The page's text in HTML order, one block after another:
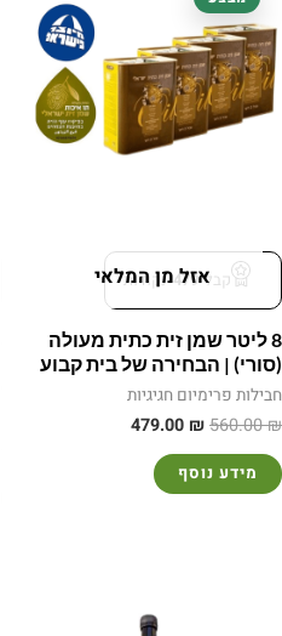
אזל מן המלאיקבל 479 נקודות
8 ליטר שמן זית כתית מעולה
(סורי) | הבחירה של בית קבוע
חבילות פרימיום חגיגיות
560.00₪
היה:
560.00 ₪.
479.00 ₪
479.00 ₪.
מידע נוסף